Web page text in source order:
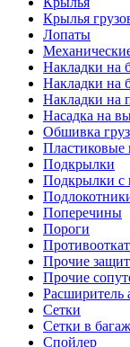
Крылья
Лопаты
Накладки на
Накладки на
Накладки на
Насадка на
Обшивка
Пластиковые
Подкрылки
Подкрылки с
Поперечины
Пороги
Прочие
Прочие
Расширитель
Сетки
Сетки в
Спойлер